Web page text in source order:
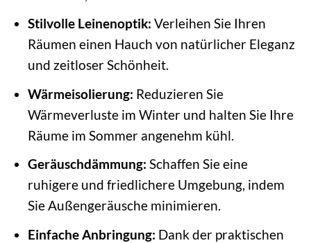
Stilvolle Leinenoptik: Verleihen Sie Ihren
Räumen einen Hauch von natürlicher Eleganz
und zeitloser Schönheit.
Wärmeisolierung: Reduzieren Sie
Wärmeverluste im Winter und halten Sie Ihre
Räume im Sommer angenehm kühl.
Geräuschdämmung: Schaffen Sie eine
ruhigere und friedlichere Umgebung, indem
Sie Außengeräusche minimieren.
Einfache Anbringung: Dank der praktischen